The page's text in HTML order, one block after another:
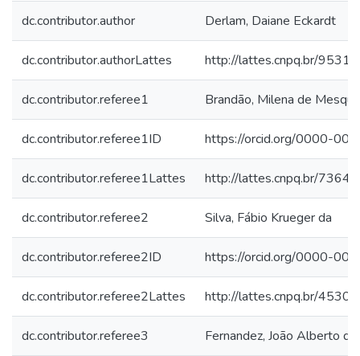
dc.contributor.author Derlam, Daiane Eckardt
dc.contributor.authorLattes http://lattes.cnpq.br/
dc.contributor.referee1 Brandão, Milena de
dc.contributor.referee1ID https://orcid.org/0000-
dc.contributor.referee1Lattes http://lattes.cnpq.br/
dc.contributor.referee2 Silva, Fábio Krueger da
dc.contributor.referee2ID https://orcid.org/0000-
dc.contributor.referee2Lattes http://lattes.cnpq.br/
dc.contributor.referee3 Fernandez, João Alberto